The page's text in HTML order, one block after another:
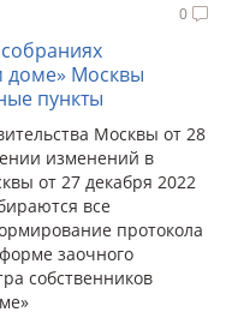
0
доме» Москвы
пункты
Москвы от 28
изменений в
от 27 декабря 2022
все
протокола
заочного
собственников